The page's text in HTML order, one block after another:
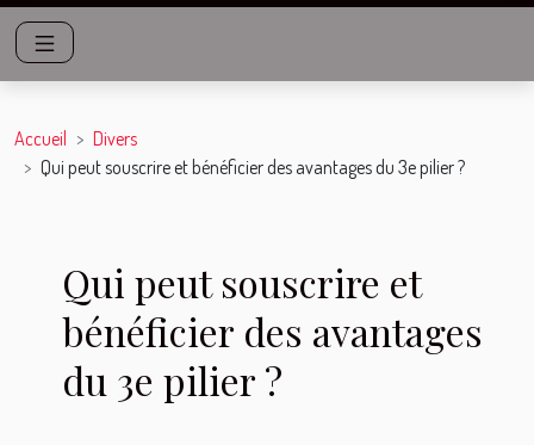
Accueil
Divers
Qui peut souscrire et bénéficier des avantages du 3e pilier ?
Qui peut souscrire et
bénéficier des avantages
du 3e pilier ?